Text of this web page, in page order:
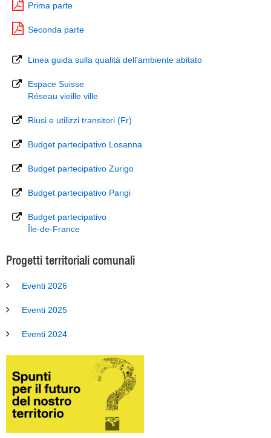
Prima parte
Seconda parte
Linea guida sulla qualità dell'ambiente abitato
Espace Suisse
Réseau vieille ville
Riusi e utilizzi transitori (Fr)
Budget partecipativo Losanna
Budget partecipativo Zurigo
Budget partecipativo Parigi
Budget partecipativo
Île-de-France
Progetti territoriali comunali
Eventi 2026
Eventi 2025
Eventi 2024